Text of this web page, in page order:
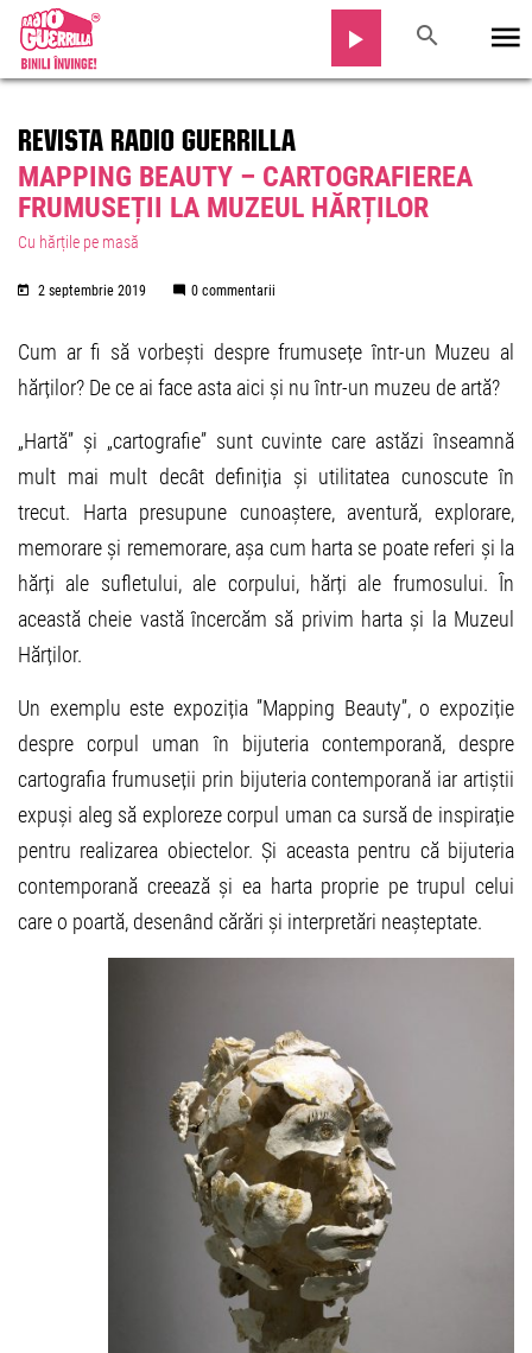
REVISTA RADIO GUERRILLA
MAPPING BEAUTY – CARTOGRAFIEREA
FRUMUSEȚII LA MUZEUL HĂRȚILOR
Cu hărțile pe masă
2 septembrie 2019 0 commentarii
Cum ar fi să vorbești despre frumusețe într-un Muzeu al
hărților? De ce ai face asta aici și nu într-un muzeu de artă?
„Hartă” și „cartografie” sunt cuvinte care astăzi înseamnă
mult mai mult decât definiția și utilitatea cunoscute în
trecut. Harta presupune cunoaștere, aventură, explorare,
memorare și rememorare, așa cum harta se poate referi și la
hărți ale sufletului, ale corpului, hărți ale frumosului. În
această cheie vastă încercăm să privim harta și la Muzeul
Hărților.
Un exemplu este expoziția ”Mapping Beauty”, o expoziție
despre corpul uman în bijuteria contemporană, despre
cartografia frumuseții prin bijuteria contemporană iar artiștii
expuși aleg să exploreze corpul uman ca sursă de inspirație
pentru realizarea obiectelor. Și aceasta pentru că bijuteria
contemporană creează și ea harta proprie pe trupul celui
care o poartă, desenând cărări și interpretări neașteptate.